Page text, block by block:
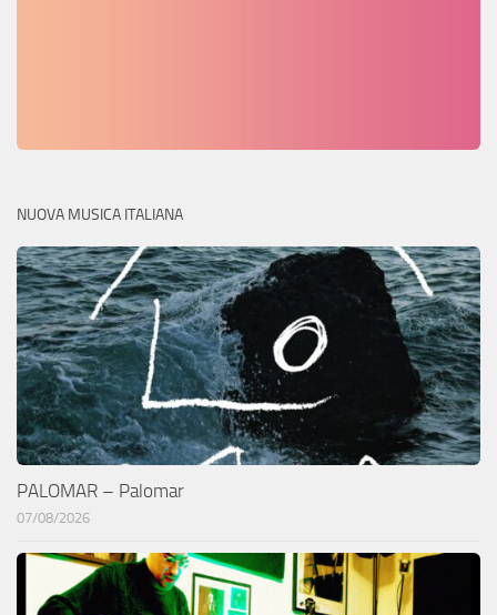
NUOVA MUSICA ITALIANA
PALOMAR – Palomar
07/08/2026